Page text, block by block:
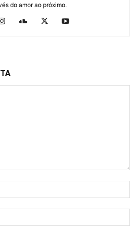
do amor ao próximo.